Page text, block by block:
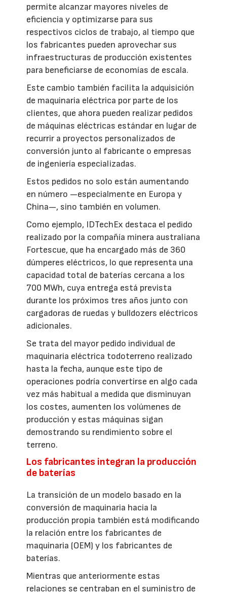
permite alcanzar mayores niveles de
eficiencia y optimizarse para sus
respectivos ciclos de trabajo, al tiempo que
los fabricantes pueden aprovechar sus
infraestructuras de producción existentes
para beneficiarse de economías de escala.
Este cambio también facilita la adquisición
de maquinaria eléctrica por parte de los
clientes, que ahora pueden realizar pedidos
de máquinas eléctricas estándar en lugar de
recurrir a proyectos personalizados de
conversión junto al fabricante o empresas
de ingeniería especializadas.
Estos pedidos no solo están aumentando
en número —especialmente en Europa y
China—, sino también en volumen.
Como ejemplo, IDTechEx destaca el pedido
realizado por la compañía minera australiana
Fortescue, que ha encargado más de 360
dúmperes eléctricos, lo que representa una
capacidad total de baterías cercana a los
700 MWh, cuya entrega está prevista
durante los próximos tres años junto con
cargadoras de ruedas y bulldozers eléctricos
adicionales.
Se trata del mayor pedido individual de
maquinaria eléctrica todoterreno realizado
hasta la fecha, aunque este tipo de
operaciones podría convertirse en algo cada
vez más habitual a medida que disminuyan
los costes, aumenten los volúmenes de
producción y estas máquinas sigan
demostrando su rendimiento sobre el
terreno.
Los fabricantes integran la producción
de baterías
La transición de un modelo basado en la
conversión de maquinaria hacia la
producción propia también está modificando
la relación entre los fabricantes de
maquinaria (OEM) y los fabricantes de
baterías.
Mientras que anteriormente estas
relaciones se centraban en el suministro de